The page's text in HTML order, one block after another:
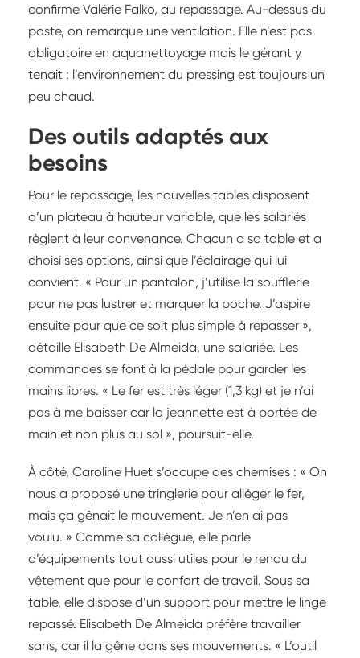
confirme Valérie Falko, au repassage. Au-dessus du
poste, on remarque une ventilation. Elle n’est pas
obligatoire en aquanettoyage mais le gérant y
tenait : l’environnement du pressing est toujours un
peu chaud.
Des outils adaptés aux
besoins
Pour le repassage, les nouvelles tables disposent
d’un plateau à hauteur variable, que les salariés
règlent à leur convenance. Chacun a sa table et a
choisi ses options, ainsi que l’éclairage qui lui
convient. « Pour un pantalon, j’utilise la soufflerie
pour ne pas lustrer et marquer la poche. J’aspire
ensuite pour que ce soit plus simple à repasser »,
détaille Elisabeth De Almeida, une salariée. Les
commandes se font à la pédale pour garder les
mains libres. « Le fer est très léger (1,3 kg) et je n’ai
pas à me baisser car la jeannette est à portée de
main et non plus au sol », poursuit-elle.
À côté, Caroline Huet s’occupe des chemises : « On
nous a proposé une tringlerie pour alléger le fer,
mais ça gênait le mouvement. Je n’en ai pas
voulu. » Comme sa collègue, elle parle
d’équipements tout aussi utiles pour le rendu du
vêtement que pour le confort de travail. Sous sa
table, elle dispose d’un support pour mettre le linge
repassé. Elisabeth De Almeida préfère travailler
sans, car il la gêne dans ses mouvements. « L’outil